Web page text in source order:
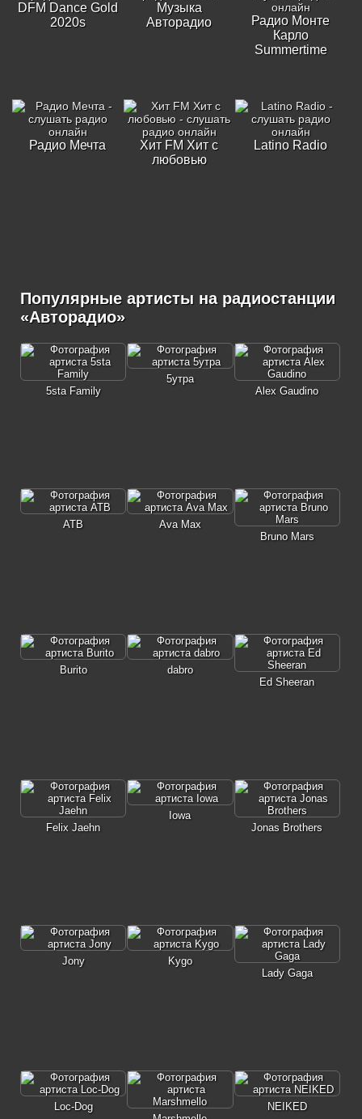
DFM Dance Gold
2020s
Музыка
Авторадио
Радио Монте
Карло
Summertime
Радио Мечта
Хит FM Хит с
любовью
Latino Radio
Популярные артисты на радиостанции
«Авторадио»
5sta Family
5утра
Alex Gaudino
ATB
Ava Max
Bruno Mars
Burito
dabro
Ed Sheeran
Felix Jaehn
Iowa
Jonas Brothers
Jony
Kygo
Lady Gaga
Loc-Dog
NEIKED